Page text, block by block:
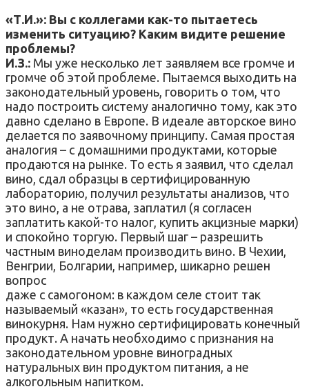
«Т.И.»: Вы с коллегами как-то пытаетесь
изменить ситуацию? Каким видите решение
проблемы?
И.З.: Мы уже несколько лет заявляем все громче и
громче об этой проблеме. Пытаемся выходить на
законодательный уровень, говорить о том, что
надо построить систему аналогично тому, как это
давно сделано в Европе. В идеале авторское вино
делается по заявочному принципу. Самая простая
аналогия – с домашними продуктами, которые
продаются на рынке. То есть я заявил, что сделал
вино, сдал образцы в сертифицированную
лабораторию, получил результаты анализов, что
это вино, а не отрава, заплатил (я согласен
заплатить какой-то налог, купить акцизные марки)
и спокойно торгую. Первый шаг – разрешить
частным виноделам производить вино. В Чехии,
Венгрии, Болгарии, например, шикарно решен
вопрос
даже с самогоном: в каждом селе стоит так
называемый «казан», то есть государственная
винокурня. Нам нужно сертифицировать конечный
продукт. А начать необходимо с признания на
законодательном уровне виноградных
натуральных вин продуктом питания, а не
алкогольным напитком.